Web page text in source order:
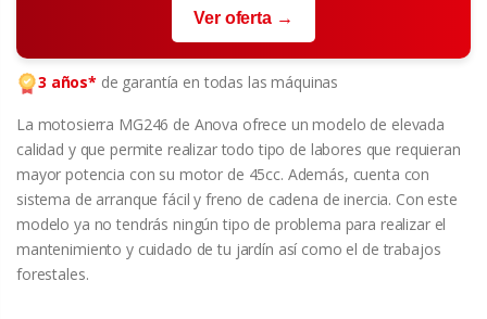
Ver oferta →
3 años* de garantía en todas las máquinas
La motosierra MG246 de Anova ofrece un modelo de elevada
calidad y que permite realizar todo tipo de labores que requieran
mayor potencia con su motor de 45cc. Además, cuenta con
sistema de arranque fácil y freno de cadena de inercia. Con este
modelo ya no tendrás ningún tipo de problema para realizar el
mantenimiento y cuidado de tu jardín así como el de trabajos
forestales.